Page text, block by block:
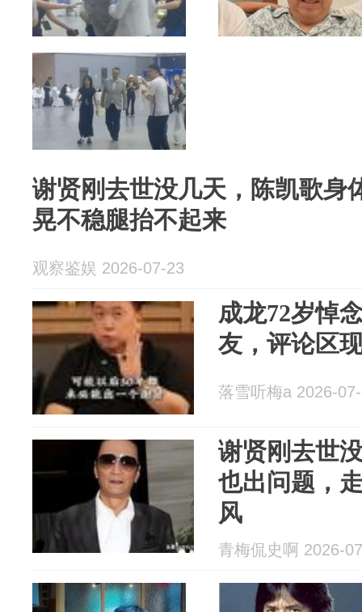
谢贤刚去世没几天，陈凯歌身
晃不稳腿抬不起来
观察鉴娱 2026-07-23
成龙72岁悼
友，评论区
落雪听梅a 2026-
谢贤刚去世
也出问题，
风
青梅侃史啊 2026-